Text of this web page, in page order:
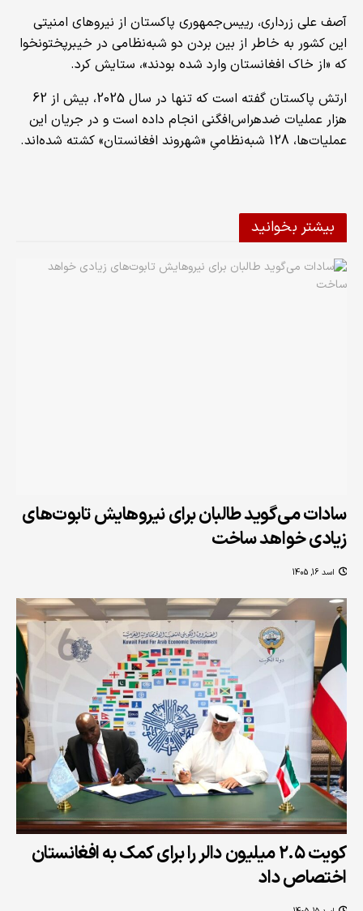
آصف علی زرداری، رییس‌جمهوری پاکستان از نیروهای امنیتی
این کشور به خاطر از بین بردن دو شبه‌نظامی در خیبرپختونخوا
که «از خاک افغانستان وارد شده بودند»، ستایش کرد.
ارتش پاکستان گفته است که تنها در سال 2025، بیش از 62
هزار عملیات ضدهراس‌افگنی انجام داده است و در جریان این
عملیات‌ها، 128 شبه‌نظامیِ «شهروند افغانستان» کشته شده‌اند.
بیشتر بخوانید
سادات می‌گوید طالبان برای نیروهایش تابوت‌های
زیادی خواهد ساخت
اسد 16, 1405
کویت ۲.۵ میلیون دالر را برای کمک به افغانستان
اختصاص داد